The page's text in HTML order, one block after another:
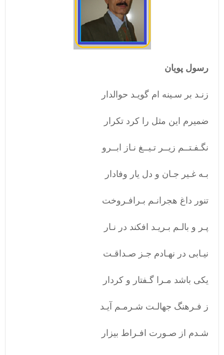
رسول پویان
زنـد بر سـینه ام گویـد حوالدار
ضمیرم این مثل را کرد تکرار
نگـفـتــم زیــر تـیــغ نـاز ابــرو
بـه غـیر جـان و دل یار وفادار
تنور داغ هجرانـم بـرافـروخت
پـر و بالـم بـریـد افکند در نـار
نیـابی در نهـادم جـز صـداقـت
یکی باشد مـرا گـفتار و کردار
ز فـرهنگ جهالـت شـرمـم آیـد
شـدم از صـورت افـراط بیزار